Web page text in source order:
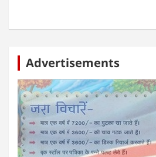
k
Advertisements